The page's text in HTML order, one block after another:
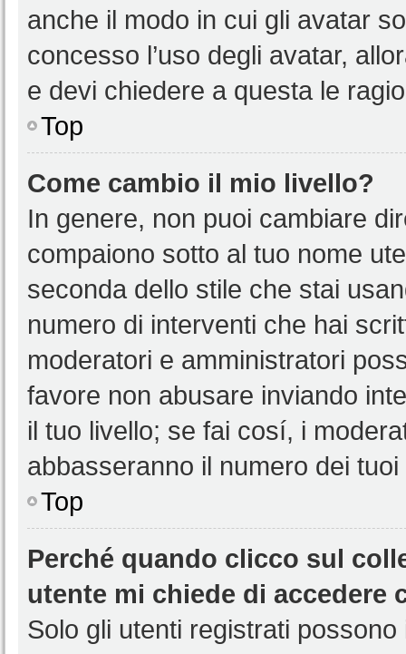
anche il modo in cui gli avatar
concesso l’uso degli avatar,
e devi chiedere a questa le
Top
Come cambio il mio livello?
In genere, non puoi cambiare
compaiono sotto al tuo nome
seconda dello stile che stai
numero di interventi che hai
moderatori e amministratori
favore non abusare inviando
il tuo livello; se fai cosí, i
abbasseranno il numero dei
Top
Perché quando clicco sul
utente mi chiede di accedere
Solo gli utenti registrati